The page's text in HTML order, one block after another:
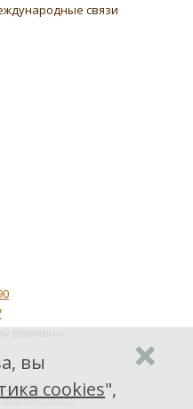
связи
времени.
ЕС
вы
cookies",